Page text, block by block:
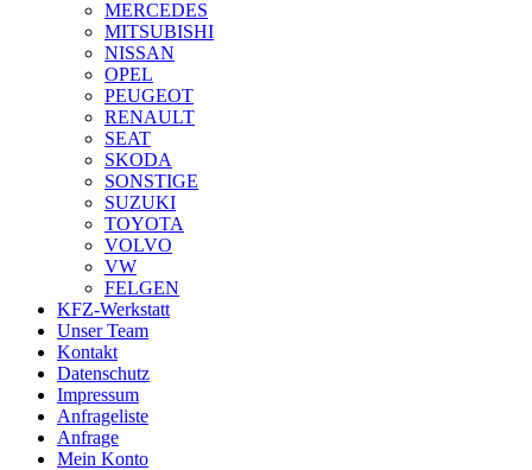
MERCEDES
MITSUBISHI
NISSAN
OPEL
PEUGEOT
RENAULT
SEAT
SKODA
SONSTIGE
SUZUKI
TOYOTA
VOLVO
VW
FELGEN
KFZ-Werkstatt
Unser Team
Kontakt
Datenschutz
Impressum
Anfrageliste
Anfrage
Mein Konto